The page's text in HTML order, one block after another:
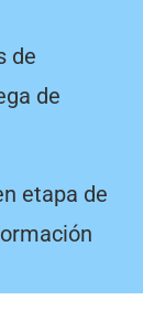
de
de
etapa de